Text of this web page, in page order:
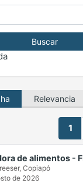
Buscar
Relevancia
1
de alimentos -
Copiapó
de 2026